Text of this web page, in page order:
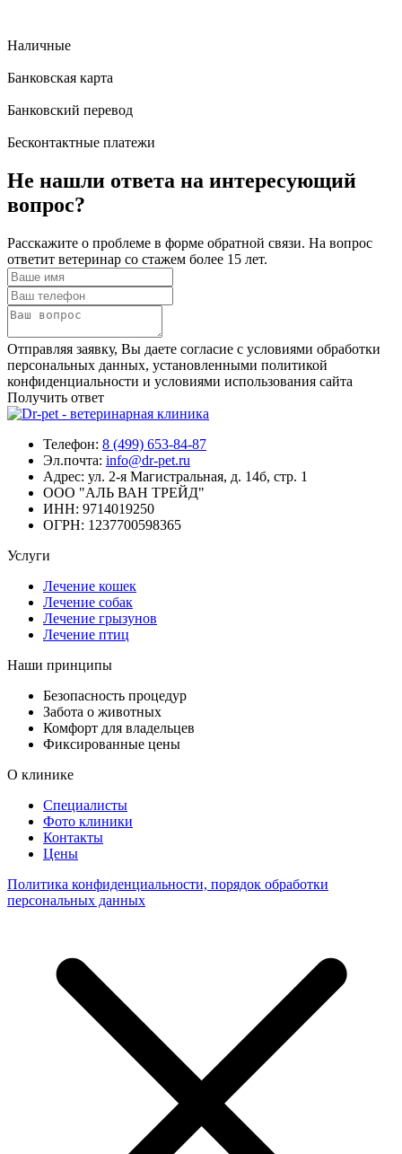
Наличные
Банковская карта
Банковский перевод
Бесконтактные платежи
Не нашли ответа на интересующий
вопрос?
Расскажите о проблеме в форме обратной связи. На вопрос
ответит ветеринар со стажем более 15 лет.
Отправляя заявку, Вы даете согласие с условиями обработки
персональных данных, установленными политикой
конфиденциальности и условиями использования сайта
Получить ответ
Телефон: 8 (499) 653-84-87
Эл.почта: info@dr-pet.ru
Адрес: ул. 2-я Магистральная, д. 14б, стр. 1
ООО "АЛЬ ВАН ТРЕЙД"
ИНН: 9714019250
ОГРН: 1237700598365
Услуги
Лечение кошек
Лечение собак
Лечение грызунов
Лечение птиц
Наши принципы
Безопасность процедур
Забота о животных
Комфорт для владельцев
Фиксированные цены
О клинике
Специалисты
Фото клиники
Контакты
Цены
Политика конфиденциальности, порядок обработки
персональных данных